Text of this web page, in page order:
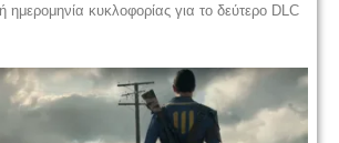
ημερομηνία κυκλοφορίας για το δεύτερο DLC